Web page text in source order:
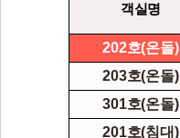
객실명
202호(온돌)
203호(온돌)
301호(온돌)
201호(침대)